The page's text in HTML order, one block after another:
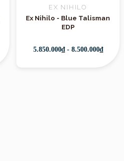
EX NIHILO
Ex Nihilo - Blue Talisman
EDP
5.850.000₫ - 8.500.000₫